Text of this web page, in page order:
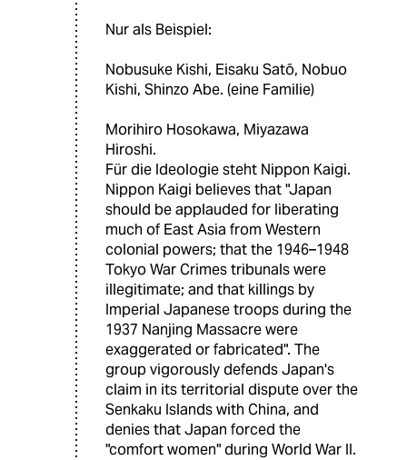
Nur als Beispiel:
Nobusuke Kishi, Eisaku Satō, Nobuo
Kishi, Shinzo Abe. (eine Familie)
Morihiro Hosokawa, Miyazawa
Hiroshi.
Für die Ideologie steht Nippon Kaigi.
Nippon Kaigi believes that "Japan
should be applauded for liberating
much of East Asia from Western
colonial powers; that the 1946–1948
Tokyo War Crimes tribunals were
illegitimate; and that killings by
Imperial Japanese troops during the
1937 Nanjing Massacre were
exaggerated or fabricated". The
group vigorously defends Japan's
claim in its territorial dispute over the
Senkaku Islands with China, and
denies that Japan forced the
"comfort women" during World War II.